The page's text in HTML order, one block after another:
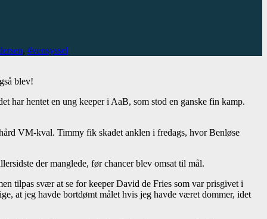
, #vensyssel
blev!
har hentet en ung keeper i AaB, som stod en ganske fin kamp.
VM-kval. Timmy fik skadet anklen i fredags, hvor Benløse
der manglede, før chancer blev omsat til mål.
tilpas svær at se for keeper David de Fries som var prisgivet i
at jeg havde bortdømt målet hvis jeg havde været dommer, idet